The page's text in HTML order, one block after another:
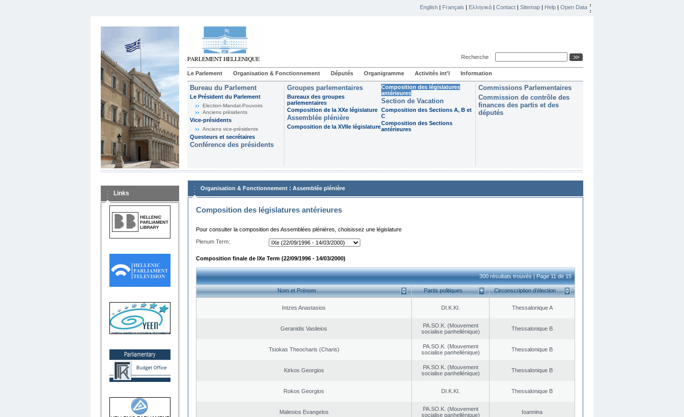
English | Français | Ελληνικά | Contact | Sitemap | Help | Open Data
Recherche
Le Parlement Organisation & Fonctionnement Députés Organigramme Activités int'l Information
Bureau du Parlement
Le Président du Parlement
Election-Mandat-Pouvoirs
Anciens présidents
Vice-présidents
Anciens vice-présidents
Questeurs et secrétaires
Conférence des présidents
Groupes parlementaires
Bureaux des groupes
parlementaires
Composition de la XXe législature
Assemblée plénière
Composition de la XVIIe législature
Composition des législatures
antérieures
Section de Vacation
Composition des Sections A, B et
C
Composition des Sections
antérieures
Commissions Parlementaires
Commission de contrôle des
finances des partis et des
députés
Links
Organisation & Fonctionnement : Assemblée plénière
Composition des législatures antérieures
Pour consulter la composition des Assemblées plénières, choisissez une législature
Plenum Term:
Composition finale de IXe Term (22/09/1996 - 14/03/2000)
300 résultats trouvés | Page 11 de 15
Nom et Prénom Partis politiques Circonscription d’élection
Intzes Anastasios DI.K.KI. Thessalonique A
Geranidis Vasileios
PA.SO.K. (Mouvement
socialise panhellénique)
Thessalonique B
Tsiokas Theocharis (Charis)
PA.SO.K. (Mouvement
socialise panhellénique)
Thessalonique B
Kirkos Georgios
PA.SO.K. (Mouvement
socialise panhellénique)
Thessalonique B
Rokos Georgios DI.K.KI. Thessalonique B
Malesios Evangelos
PA.SO.K. (Mouvement
socialise panhellénique)
Ioannina